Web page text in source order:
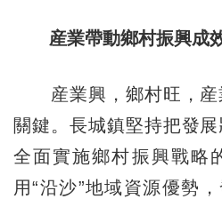
産業帶動鄉村振興成
産業興，鄉村旺，産
關鍵。長城鎮堅持把發
全面實施鄉村振興戰略
用“沿沙”地域資源優勢